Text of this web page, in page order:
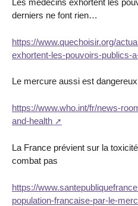
derniers ne font rien…
https://www.quechoisir.org/
exhortent-les-pouvoirs-publics-
Le mercure aussi est
https://www.who.int/fr/news-
and-health
La France prévient sur la
combat pas
https://
population-francaise-par-le-